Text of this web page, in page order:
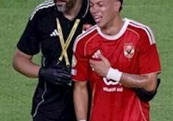
للأندية، بعد إصابة إمام عاشور، لاعب
ميامي الأمريكي.